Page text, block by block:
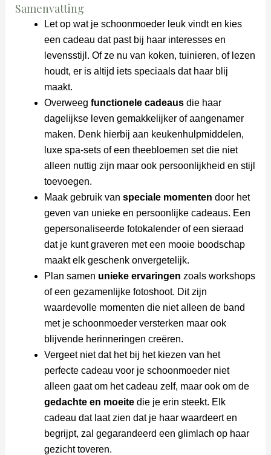
Samenvatting
Let op wat je schoonmoeder leuk vindt en kies
een cadeau dat past bij haar interesses en
levensstijl. Of ze nu van koken, tuinieren, of lezen
houdt, er is altijd iets speciaals dat haar blij
maakt.
Overweeg functionele cadeausdie haar
dagelijkse leven gemakkelijker of aangenamer
maken. Denk hierbij aan keukenhulpmiddelen,
luxe spa-sets of een theebloemen set die niet
alleen nuttig zijn maar ook persoonlijkheid en stijl
toevoegen.
Maak gebruik van speciale momenten door het
geven van unieke en persoonlijke cadeaus. Een
gepersonaliseerde fotokalender of een sieraad
dat je kunt graveren met een mooie boodschap
maakt elk geschenk onvergetelijk.
Plan samen unieke ervaringen zoals workshops
of een gezamenlijke fotoshoot. Dit zijn
waardevolle momenten die niet alleen de band
met je schoonmoeder versterken maar ook
blijvende herinneringen creëren.
Vergeet niet dat het bij het kiezen van het
perfecte cadeau voor je schoonmoeder niet
alleen gaat om het cadeau zelf, maar ook om de
gedachte en moeitedie je erin steekt. Elk
cadeau dat laat zien dat je haar waardeert en
begrijpt, zal gegarandeerd een glimlach op haar
gezicht toveren.